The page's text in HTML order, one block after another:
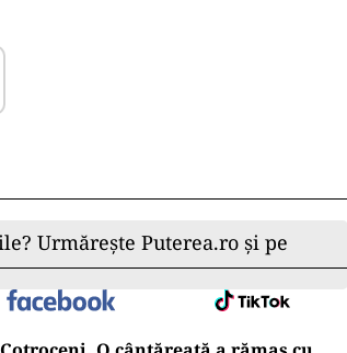
Urmărește Puterea.ro și pe